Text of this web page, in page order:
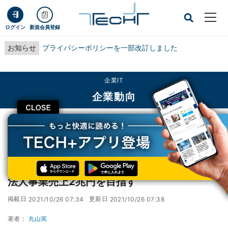
ログイン 新規会員登録
お知らせ プライバシーポリシーを一部改訂しました
CLOSE
企業IT
企業動向
TECH+ 企業IT
企業動向
NTT Com、コムウェアをドコモの子会社化 - 法人事業売上2兆円を目指す
NTT Com、コムウェアをドコモの子会社化 -
法人事業売上2兆円を目指す
掲載日 2021/10/26 07:34 更新日 2021/10/26 07:38
著者： 丸山篤